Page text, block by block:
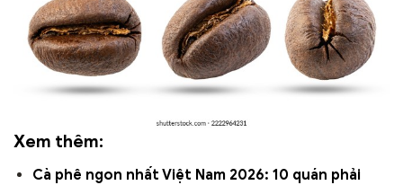
Xem thêm:
Cà phê ngon nhất Việt Nam 2026: 10 quán phải